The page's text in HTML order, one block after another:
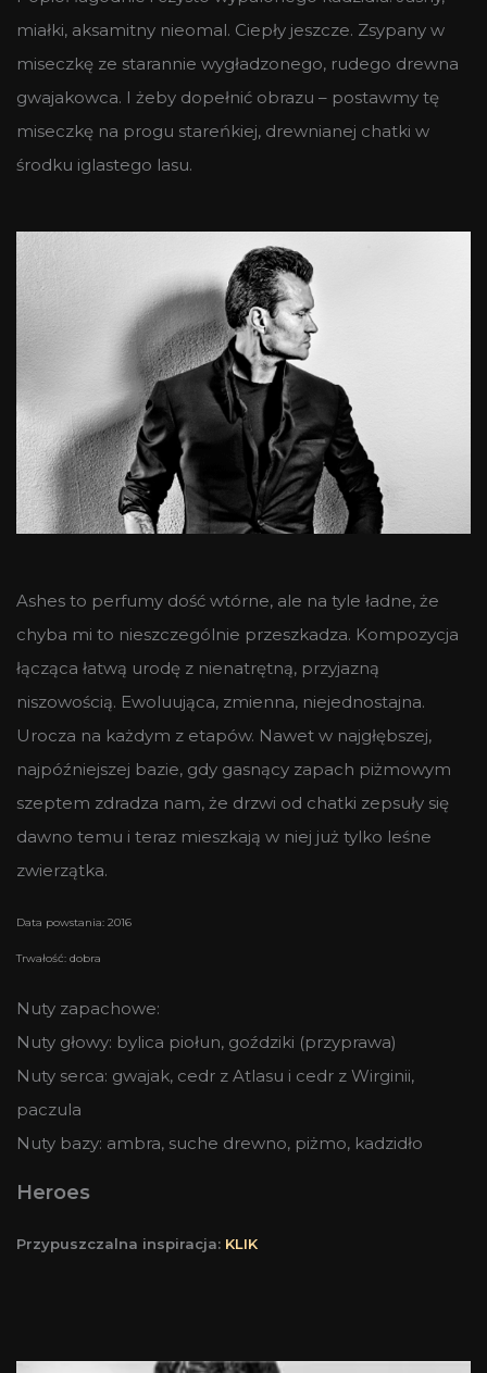
miałki, aksamitny nieomal. Ciepły jeszcze. Zsypany w
miseczkę ze starannie wygładzonego, rudego drewna
gwajakowca. I żeby dopełnić obrazu – postawmy tę
miseczkę na progu stareńkiej, drewnianej chatki w
środku iglastego lasu.
Ashes to perfumy dość wtórne, ale na tyle ładne, że
chyba mi to nieszczególnie przeszkadza. Kompozycja
łącząca łatwą urodę z nienatrętną, przyjazną
niszowością. Ewoluująca, zmienna, niejednostajna.
Urocza na każdym z etapów. Nawet w najgłębszej,
najpóźniejszej bazie, gdy gasnący zapach piżmowym
szeptem zdradza nam, że drzwi od chatki zepsuły się
dawno temu i teraz mieszkają w niej już tylko leśne
zwierzątka.
Data powstania: 2016
Trwałość: dobra
Nuty zapachowe:
Nuty głowy: bylica piołun, goździki (przyprawa)
Nuty serca: gwajak, cedr z Atlasu i cedr z Wirginii,
paczula
Nuty bazy: ambra, suche drewno, piżmo, kadzidło
Heroes
Przypuszczalna inspiracja: KLIK